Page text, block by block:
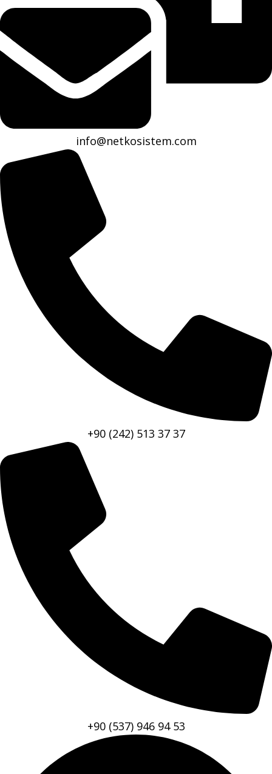
info@netkosistem.com
+90 (242) 513 37 37
+90 (537) 946 94 53